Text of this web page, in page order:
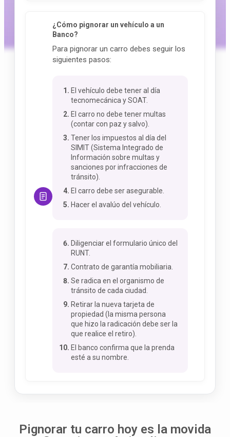
¿Cómo pignorar un vehículo a un
Banco?
Para pignorar un carro debes seguir los
siguientes pasos:
El vehículo debe tener al día
tecnomecánica y SOAT.
El carro no debe tener multas
(contar con paz y salvo).
Tener los impuestos al día del
SIMIT (Sistema Integrado de
Información sobre multas y
sanciones por infracciones de
tránsito).
El carro debe ser asegurable.
Hacer el avalúo del vehículo.
Diligenciar el formulario único del
RUNT.
Contrato de garantía mobiliaria.
Se radica en el organismo de
tránsito de cada ciudad.
Retirar la nueva tarjeta de
propiedad (la misma persona
que hizo la radicación debe ser la
que realice el retiro).
El banco confirma que la prenda
esté a su nombre.
Pignorar tu carro hoy es la movida